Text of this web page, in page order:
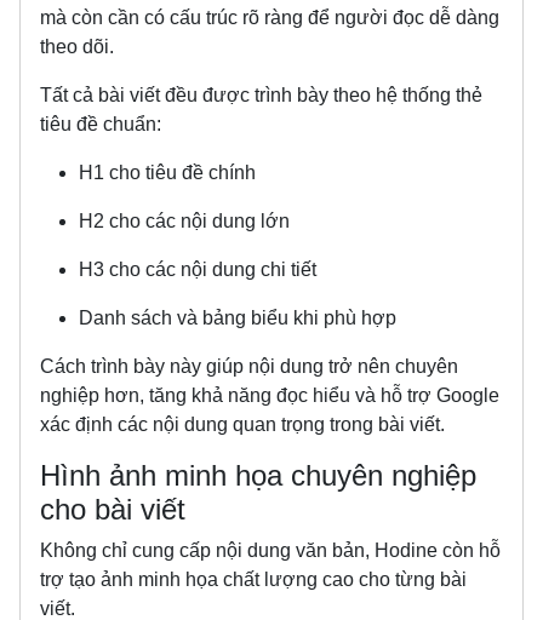
mà còn cần có cấu trúc rõ ràng để người đọc dễ dàng
theo dõi.
Tất cả bài viết đều được trình bày theo hệ thống thẻ
tiêu đề chuẩn:
H1 cho tiêu đề chính
H2 cho các nội dung lớn
H3 cho các nội dung chi tiết
Danh sách và bảng biểu khi phù hợp
Cách trình bày này giúp nội dung trở nên chuyên
nghiệp hơn, tăng khả năng đọc hiểu và hỗ trợ Google
xác định các nội dung quan trọng trong bài viết.
Hình ảnh minh họa chuyên nghiệp
cho bài viết
Không chỉ cung cấp nội dung văn bản, Hodine còn hỗ
trợ tạo ảnh minh họa chất lượng cao cho từng bài
viết.